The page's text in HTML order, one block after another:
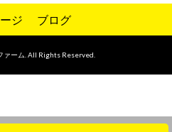
ジ ブログ
ァーム. All Rights Reserved.